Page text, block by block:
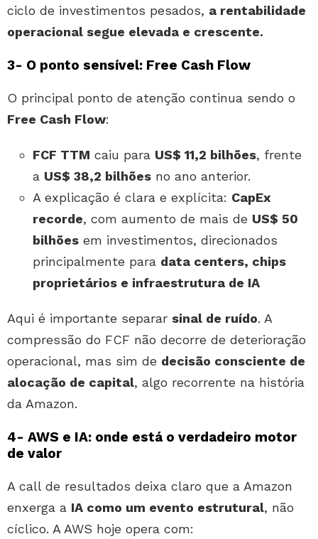
ciclo de investimentos pesados, a rentabilidade
operacional segue elevada e crescente.
3- O ponto sensível: Free Cash Flow
O principal ponto de atenção continua sendo o
Free Cash Flow:
FCF TTM caiu para US$ 11,2 bilhões, frente
a US$ 38,2 bilhões no ano anterior.
A explicação é clara e explícita: CapEx
recorde, com aumento de mais de US$ 50
bilhões em investimentos, direcionados
principalmente para data centers, chips
proprietários e infraestrutura de IA
Aqui é importante separar sinal de ruído. A
compressão do FCF não decorre de deterioração
operacional, mas sim de decisão consciente de
alocação de capital, algo recorrente na história
da Amazon.
4- AWS e IA: onde está o verdadeiro motor
de valor
A call de resultados deixa claro que a Amazon
enxerga a IA como um evento estrutural, não
cíclico. A AWS hoje opera com: